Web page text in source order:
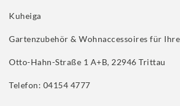
Kuheiga
Gartenzubehör & Wohnaccessoires für
Otto-Hahn-Straße 1 A+B, 22946 Trittau
Telefon: 04154 4777